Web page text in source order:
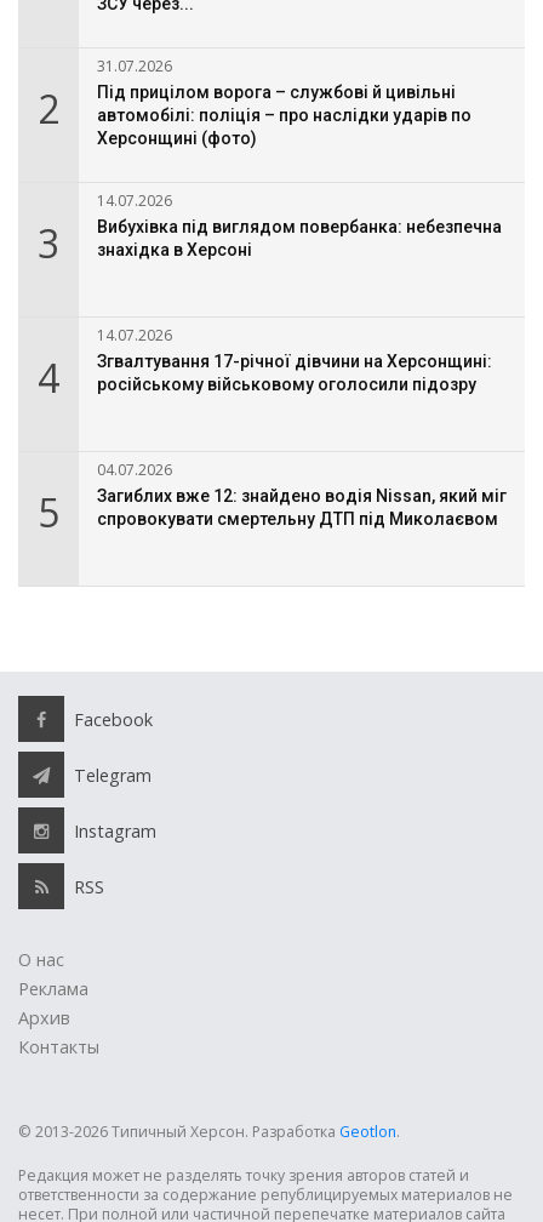
ЗСУ через...
2
31.07.2026
Під прицілом ворога – службові й цивільні
автомобілі: поліція – про наслідки ударів по
Херсонщині (фото)
3
14.07.2026
Вибухівка під виглядом повербанка: небезпечна
знахідка в Херсоні
4
14.07.2026
Згвалтування 17-річної дівчини на Херсонщині:
російському військовому оголосили підозру
5
04.07.2026
Загиблих вже 12: знайдено водія Nissan, який міг
спровокувати смертельну ДТП під Миколаєвом
Facebook
Telegram
Instagram
RSS
О нас
Реклама
Архив
Контакты
© 2013-2026 Типичный Херсон. Разработка Geotlon.
Редакция может не разделять точку зрения авторов статей и
ответственности за содержание републицируемых материалов не
несет. При полной или частичной перепечатке материалов сайта